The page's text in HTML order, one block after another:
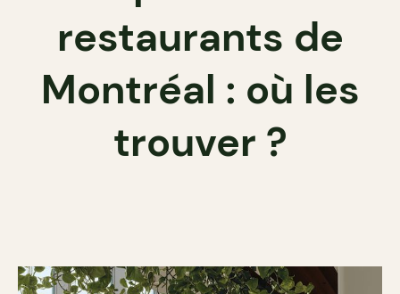
restaurants de
Montréal : où les
trouver ?